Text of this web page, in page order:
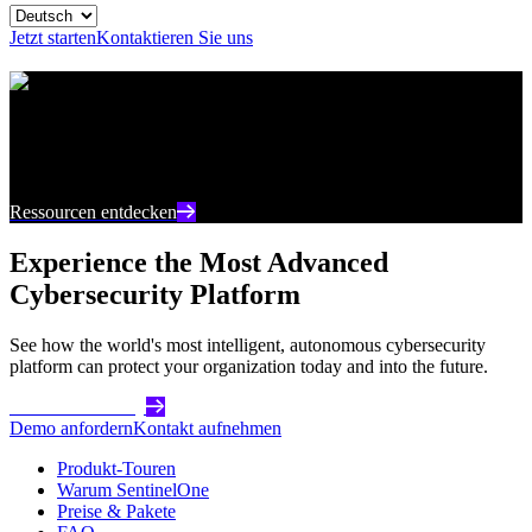
Jetzt startenKontaktieren Sie uns
Ressourcencenter
Ressourcen entdecken
Experience the Most Advanced
Cybersecurity Platform
See how the world's most intelligent, autonomous cybersecurity
platform can protect your organization today and into the future.
Demo anfordernKontakt aufnehmen
Produkt-Touren
Warum SentinelOne
Preise & Pakete